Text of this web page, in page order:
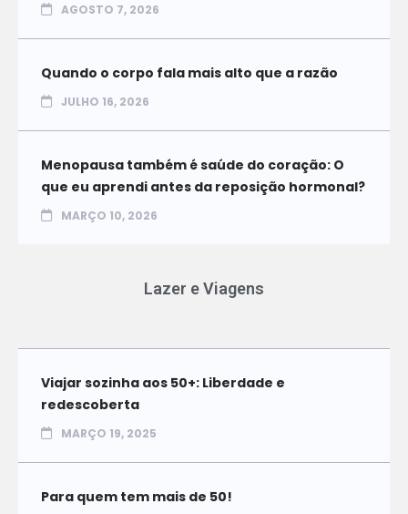
AGOSTO 7, 2026
Quando o corpo fala mais alto que a razão
JULHO 16, 2026
Menopausa também é saúde do coração: O
que eu aprendi antes da reposição hormonal?
MARÇO 10, 2026
Lazer e Viagens
Viajar sozinha aos 50+: Liberdade e
redescoberta
MARÇO 19, 2025
Para quem tem mais de 50!